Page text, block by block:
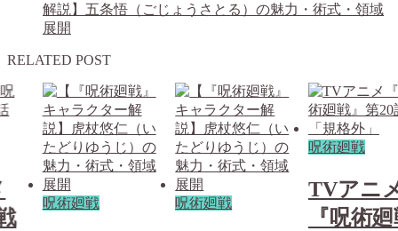
解説】五条悟（ごじょうさとる）の魅力・術式・領域
展開
RELATED POST
呪術廻戦 呪術廻戦
呪術廻戦
TVアニ
『呪術